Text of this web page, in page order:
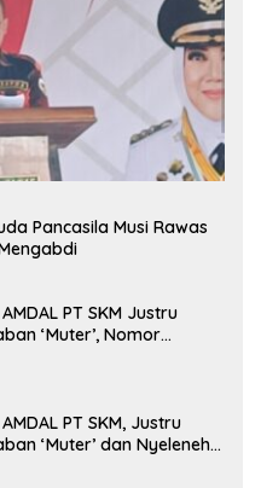
Pancasila Musi Rawas
PT SKM Justru
‘Muter’, Nomor
PT SKM, Justru
‘Muter’ dan Nyeleneh